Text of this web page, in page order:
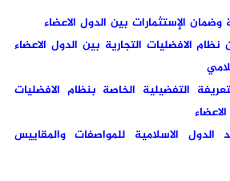
الإستثمارات بين الدول الاعضاء
الافضليات التجارية بين الدول الاعضاء
التفضيلية الخاصة بنظام الافضليات
الدول الاسلامية للمواصفات والمقاييس